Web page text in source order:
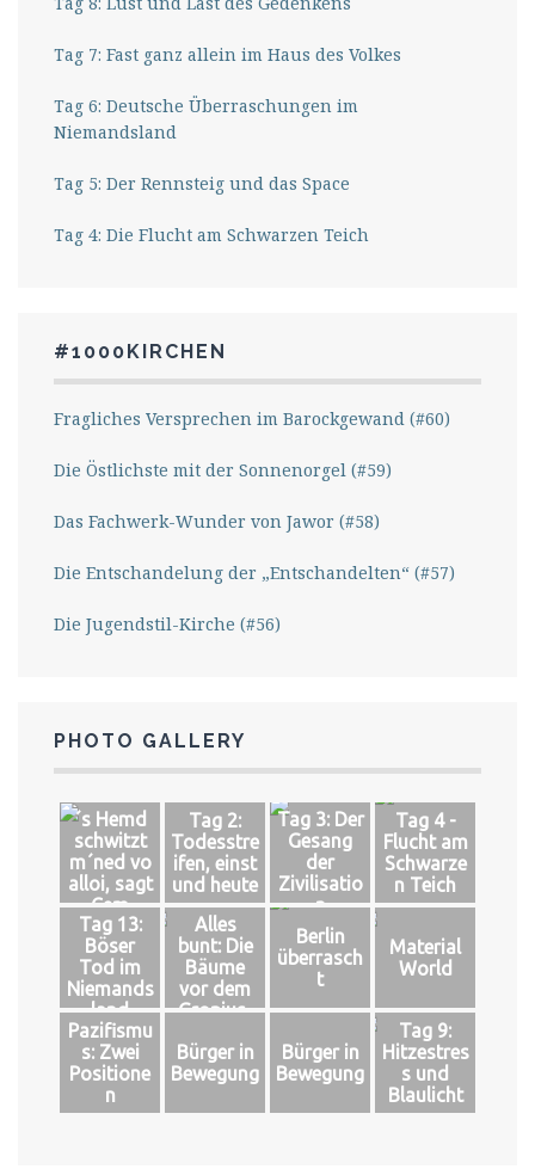
Tag 7: Fast ganz allein im Haus des Volkes
Tag 6: Deutsche Überraschungen im
Niemandsland
Tag 5: Der Rennsteig und das Space
Tag 4: Die Flucht am Schwarzen Teich
#1000KIRCHEN
Fragliches Versprechen im Barockgewand (#60)
Die Östlichste mit der Sonnenorgel (#59)
Das Fachwerk-Wunder von Jawor (#58)
Die Entschandelung der „Entschandelten“ (#57)
Die Jugendstil-Kirche (#56)
PHOTO GALLERY
´s Hemd
schwitzt
m´ned vo
alloi, sagt
Cem
Tag 2:
Todesstre
ifen, einst
und heute
Tag 3: Der
Gesang
der
Zivilisatio
n
Tag 4 -
Flucht am
Schwarze
n Teich
Tag 13:
Böser
Tod im
Niemands
land
Alles
bunt: Die
Bäume
vor dem
Gropius-
Berlin
überrasch
t
Material
World
Pazifismu
s: Zwei
Positione
n
Bürger in
Bewegung
Bürger in
Bewegung
Tag 9:
Hitzestres
s und
Blaulicht